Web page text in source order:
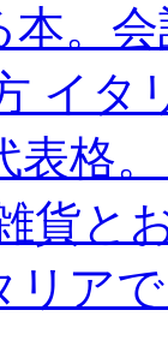
本。
イタ
表格
貨と
リア